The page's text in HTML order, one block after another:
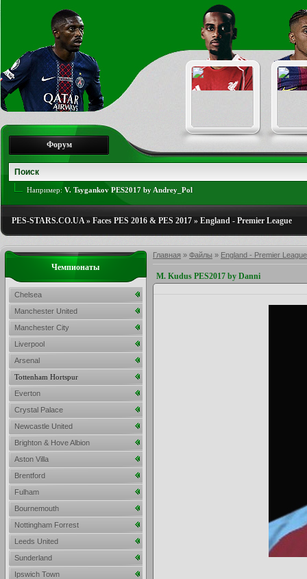
Форум
Например: V. Tsygankov PES2017 by Andrey_Pol
PES-STARS.CO.UA» Faces PES 2016 & PES 2017 » England - Premier League
Главная » Файлы » England - Premier League
M. Kudus PES2017 by Danni
Чемпионаты
Chelsea
Manchester United
Manchester City
Liverpool
Arsenal
Tottenham Hortspur
Everton
Crystal Palace
Newcastle United
Brighton & Hove Albion
Aston Villa
Brentford
Fulham
Bournemouth
Nottingham Forrest
Leeds United
Sunderland
Ipswich Town